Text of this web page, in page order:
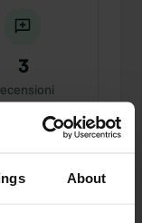
About
3